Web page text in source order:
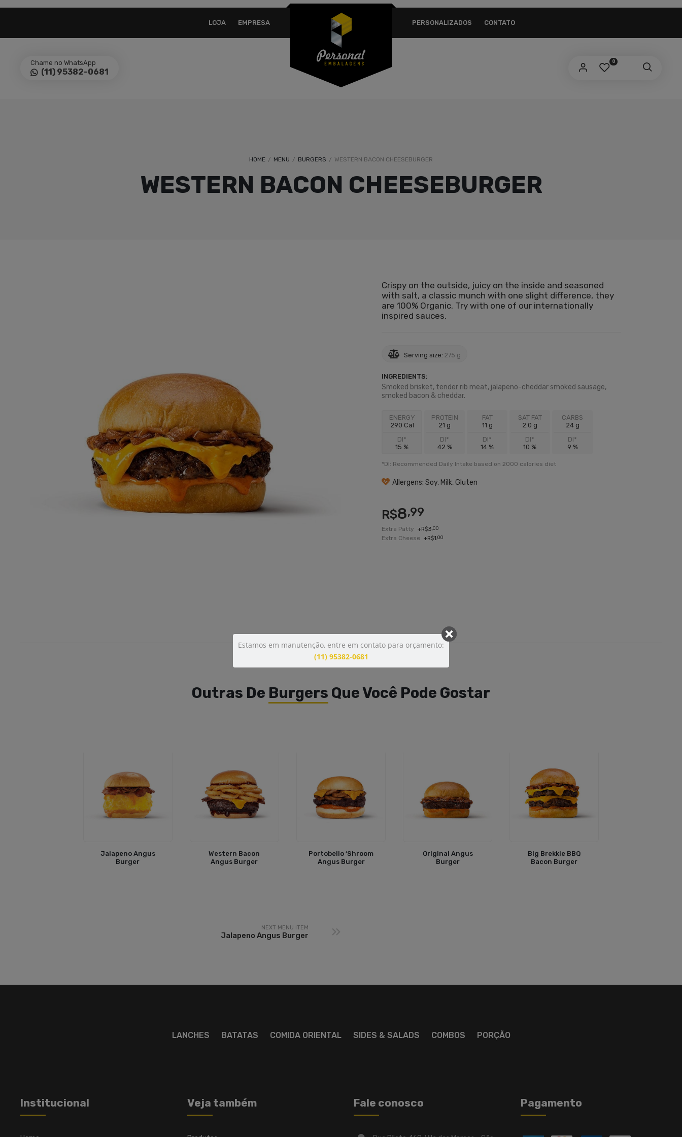
PERSONALIZADOS CONTATO
LOJA EMPRESA
Chame no WhatsApp
(11) 95382-0681
0
USERNAME OR EMAIL ADDRESS*
HOME / MENU / BURGERS / WESTERN BACON CHEESEBURGER
WESTERN BACON CHEESEBURGER
Crispy on the outside, juicy on the inside and seasoned
with salt, a classic munch with one slight difference, they
are 100% Organic. Try with one of our internationally
inspired sauces.
Serving size: 275 g
INGREDIENTS:
Smoked brisket, tender rib meat, jalapeno-cheddar smoked sausage,
smoked bacon & cheddar.
ENERGY
290 Cal
DI*
15 %
PROTEIN
21 g
DI*
42 %
FAT
11 g
DI*
14 %
SAT FAT
2.0 g
DI*
10 %
CARBS
24 g
DI*
9 %
*DI: Recommended Daily Intake based on 2000 calories diet
Allergens: Soy, Milk, Gluten
R$8,99
Extra Patty +R$3 ,00
Extra Cheese +R$1 ,00
Outras De Burgers Que Você Pode Gostar
Jalapeno Angus
Burger
Western Bacon
Angus Burger
Portobello ‘Shroom
Angus Burger
Original Angus
Burger
Big Brekkie BBQ
Bacon Burger
NEXT MENU ITEM
Jalapeno Angus Burger
LANCHES BATATAS COMIDA ORIENTAL SIDES & SALADS COMBOS PORÇÃO
Institucional Veja também Fale conosco Pagamento
Estamos em manutenção, entre em contato para orçamento:
(11) 95382-0681